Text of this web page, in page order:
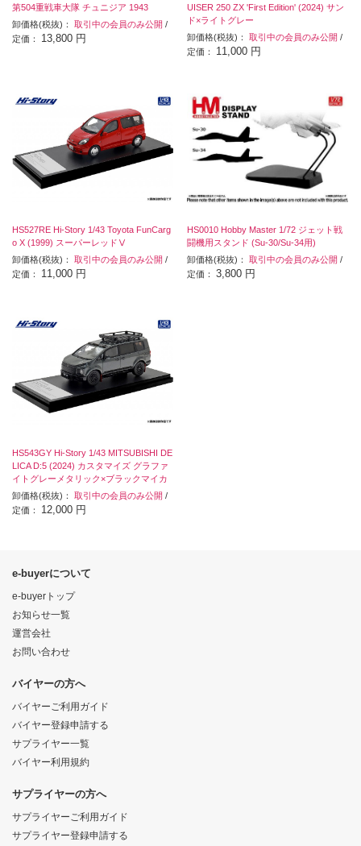
第504重戦車大隊 チュニジア 1943
卸価格(税抜)： 取引中の会員のみ公開 /
定価： 13,800 円
UISER 250 ZX 'First Edition' (2024) サン
ド×ライトグレー
卸価格(税抜)：取引中の会員のみ公開 /
定価： 11,000 円
HS527RE Hi-Story 1/43 Toyota FunCarg
o X (1999) スーパーレッドⅤ
卸価格(税抜)： 取引中の会員のみ公開 /
定価： 11,000 円
HS0010 Hobby Master 1/72 ジェット戦
闘機用スタンド (Su-30/Su-34用)
卸価格(税抜)：取引中の会員のみ公開 /
定価：3,800 円
HS543GY Hi-Story 1/43 MITSUBISHI DE
LICA D:5 (2024) カスタマイズ グラファ
イトグレーメタリック×ブラックマイカ
卸価格(税抜)： 取引中の会員のみ公開 /
定価： 12,000 円
e-buyerについて
e-buyerトップ
お知らせ一覧
運営会社
お問い合わせ
バイヤーの方へ
バイヤーご利用ガイド
バイヤー登録申請する
サプライヤー一覧
バイヤー利用規約
サプライヤーの方へ
サプライヤーご利用ガイド
サプライヤー登録申請する